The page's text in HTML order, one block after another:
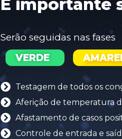
É importante
Serão seguidas nas fases
VERDE
Testagem de todos os
Aferição de temperatura
Afastamento de casos
Controle de entrada e